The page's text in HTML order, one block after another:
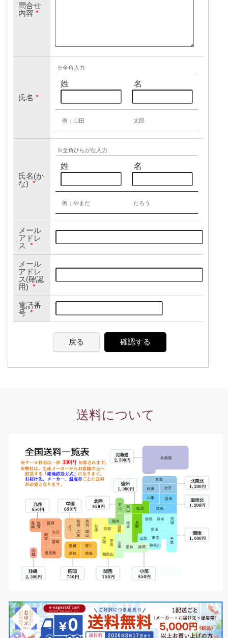
問合せ
内容 *
氏名 *
※全角入力
姓 名
例：山田 太郎
氏名(か
な) *
※全角ひらがな入力
姓 名
例：やまだ たろう
メール
アドレ
ス *
メール
アドレ
ス(確認
用) *
電話番
号 *
戻る 確認する
送料について